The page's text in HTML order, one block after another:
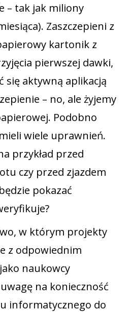
– tak jak miliony
Zaszczepieni z
kartonik z
pierwszej dawki,
się aktywną aplikacją
– no, ale żyjemy
Podobno
wiele uprawnień.
przykład przed
czy przed zjazdem
pokazać
w którym projekty
z odpowiednim
naukowcy
na konieczność
informatycznego do